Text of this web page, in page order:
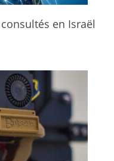
en Israël